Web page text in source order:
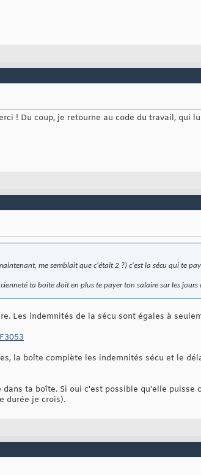
! Du coup, je retourne au code du travail, qui
me semblait que c'était 2 ?) c'est la sécu qui te
ta boite doit en plus te payer ton salaire sur les jours
Les indemnités de la sécu sont égales à
la boîte complète les indemnités sécu et le
ta boîte. Si oui c'est possible qu'elle puisse
durée je crois).